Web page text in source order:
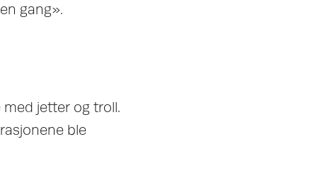
gang».
jetter og troll.
ble